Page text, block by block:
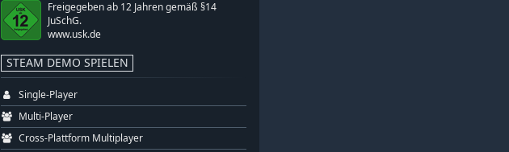
Freigegeben ab 12 Jahren gemäß §14
JuSchG.
www.usk.de
STEAM DEMO SPIELEN
Single-Player
Multi-Player
Cross-Plattform Multiplayer